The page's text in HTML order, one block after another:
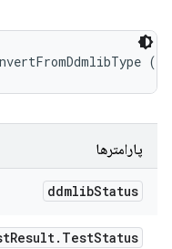
(
پارامترها
ddmlibStatus
Result. TestStatus